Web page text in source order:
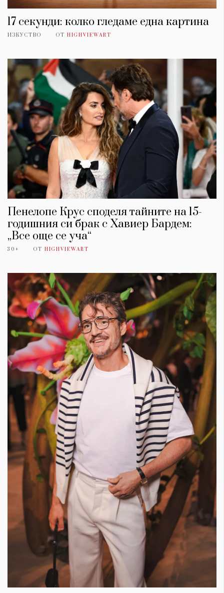
17 секунди: колко гледаме една картина
ИЗКУСТВО ОТ HIGHVIEWART
Пенелопе Крус споделя тайните на 15-
годишния си брак с Хавиер Бардем:
„Все още се уча“
30+ ОТ HIGHVIEWART